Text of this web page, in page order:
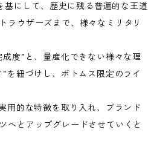
にして、歴史に残る普遍的な王道
ラウザーズまで、様々なミリタリ
度"と、量産化できない様々な理
を紐づけし、ボトムス限定のライ
用的な特徴を取り入れ、ブランド
へとアップグレードさせていくと